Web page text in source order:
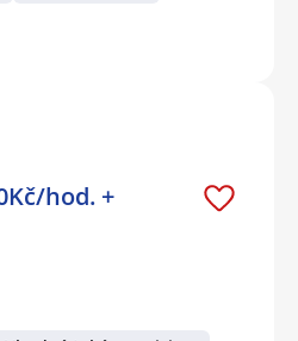
hod. +